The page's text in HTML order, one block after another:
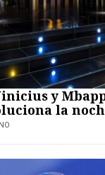
y
la